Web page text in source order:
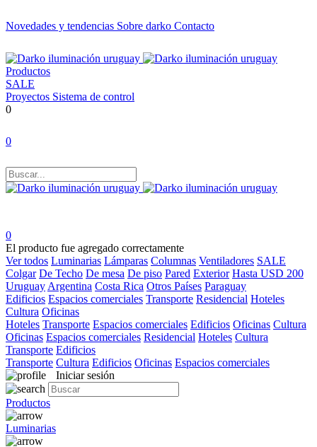
Novedades y tendencias Sobre darko Contacto
Productos
SALE
Proyectos Sistema de control
0
0
0
El producto fue agregado correctamente
Ver todos Luminarias Lámparas Columnas Ventiladores SALE
Colgar De Techo De mesa De piso Pared Exterior Hasta USD 200
Uruguay Argentina Costa Rica Otros Países Paraguay
Edificios Espacios comerciales Transporte Residencial Hoteles
Cultura Oficinas
Hoteles Transporte Espacios comerciales Edificios Oficinas Cultura
Oficinas Espacios comerciales Residencial Hoteles Cultura
Transporte Edificios
Transporte Cultura Edificios Oficinas Espacios comerciales
Iniciar sesión
Productos
Luminarias